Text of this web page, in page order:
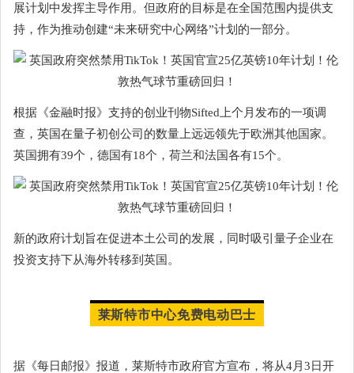
展计划中发挥主导作用。但政府的目标是在全国范围内提供支
持，作为推动创建“未来研究中心网络”计划的一部分。
根据《金融时报》支持的创业刊物Sifted上个月发布的一项调
查，英国在量子初创公司的数量上远远领先于欧洲其他国家。
英国拥有39个，德国有18个，荷兰和法国各有15个。
新的政府计划旨在促进本土公司的发展，同时吸引量子企业在
投资支持下从海外转移到英国。
莱斯特市中心免费电动巴士
据《每日邮报》报道，莱斯特市政府官方宣布，将从4月3日开